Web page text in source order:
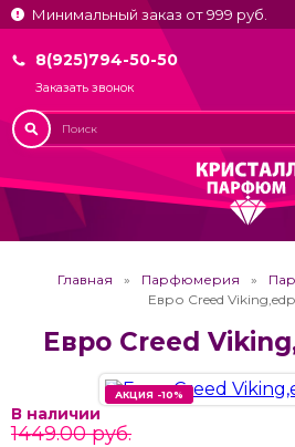
Минимальный заказ от 999 руб.
8(925)794-50-50
Заказать звонок
Главная Парфюмерия
Евро Creed
Евро Creed
АКЦИЯ -10%
АКЦИЯ -10%
В наличии
1449.00 руб.